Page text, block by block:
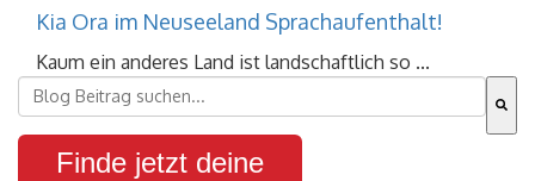
Kia Ora im Neuseeland Sprachaufenthalt!
Kaum ein anderes Land ist landschaftlich so ...
Dies ist ein Suchfeld mit einer automatischen
Es gibt keine Vorschläge, da das Suchfeld leer ist.
Finde jetzt deine